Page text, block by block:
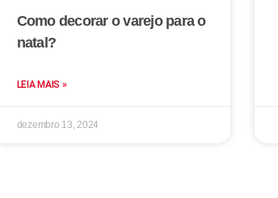
Como decorar o varejo para o
natal?
LEIA MAIS »
dezembro 13, 2024